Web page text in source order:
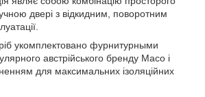
двері з відкидним, поворотним
укомплектовано фурнитурными
австрійського бренду Maco і
для максимальних ізоляційних